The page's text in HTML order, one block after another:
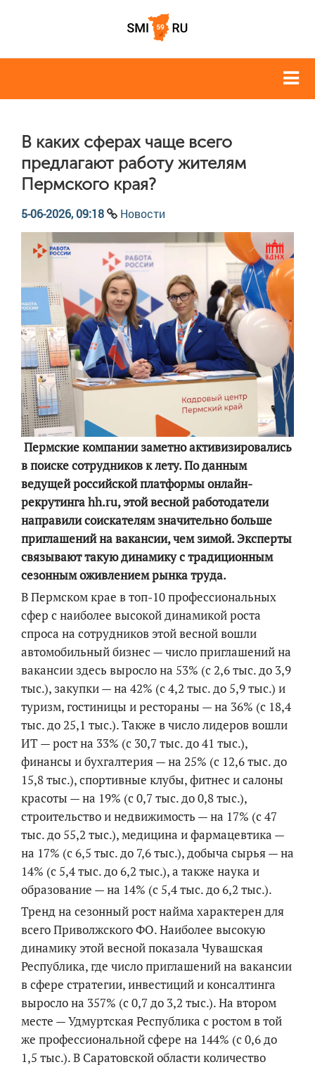
В каких сферах чаще всего
предлагают работу жителям
Пермского края?
5-06-2026, 09:18 Новости
Пермские компании заметно активизировались
в поиске сотрудников к лету. По данным
ведущей российской платформы онлайн-
рекрутинга hh.ru, этой весной работодатели
направили соискателям значительно больше
приглашений на вакансии, чем зимой. Эксперты
связывают такую динамику с традиционным
сезонным оживлением рынка труда.
В Пермском крае в топ-10 профессиональных
сфер с наиболее высокой динамикой роста
спроса на сотрудников этой весной вошли
автомобильный бизнес — число приглашений на
вакансии здесь выросло на 53% (с 2,6 тыс. до 3,9
тыс.), закупки — на 42% (с 4,2 тыс. до 5,9 тыс.) и
туризм, гостиницы и рестораны — на 36% (с 18,4
тыс. до 25,1 тыс.). Также в число лидеров вошли
ИТ — рост на 33% (с 30,7 тыс. до 41 тыс.),
финансы и бухгалтерия — на 25% (с 12,6 тыс. до
15,8 тыс.), спортивные клубы, фитнес и салоны
красоты — на 19% (с 0,7 тыс. до 0,8 тыс.),
строительство и недвижимость — на 17% (с 47
тыс. до 55,2 тыс.), медицина и фармацевтика —
на 17% (с 6,5 тыс. до 7,6 тыс.), добыча сырья — на
14% (с 5,4 тыс. до 6,2 тыс.), а также наука и
образование — на 14% (с 5,4 тыс. до 6,2 тыс.).
Тренд на сезонный рост найма характерен для
всего Приволжского ФО. Наиболее высокую
динамику этой весной показала Чувашская
Республика, где число приглашений на вакансии
в сфере стратегии, инвестиций и консалтинга
выросло на 357% (с 0,7 до 3,2 тыс.). На втором
месте — Удмуртская Республика с ростом в той
же профессиональной сфере на 144% (с 0,6 до
1,5 тыс.). В Саратовской области количество